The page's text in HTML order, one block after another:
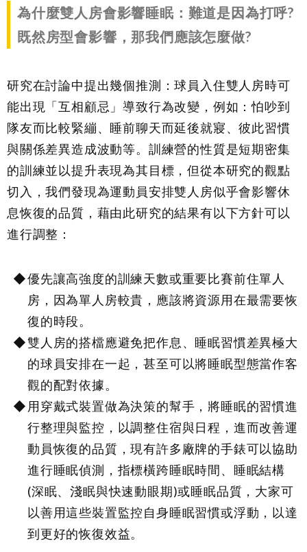
為什麼雙人房會影響睡眠：難道是因為打呼?
既然房型會影響，那我們應該怎麼做?
研究在討論中提出幾個推測：球員入住雙人房時可
能出現「互相顧忌」導致行為改變，例如：怕吵到
隊友而比較緊繃、睡前聊天而延後就寢、彼此習慣
與關係差異造成波動等。訓練營的性質是短期密集
的訓練並以提升表現為其目標，但從本研究的觀點
切入，我們發現為運動員安排雙人房似乎會影響休
息恢復的品質，藉由此研究的結果有以下方針可以
進行調整：
優先讓高強度的訓練天數或重要比賽前住單人
房，因為單人房較貴，應該將資源用在最需要恢
復的時段。
雙人房的搭檔應避免把作息、睡眠習慣差異極大
的球員安排在一起，甚至可以將睡眠型態當作客
觀的配對依據。
用穿戴式裝置做為決策的幫手，將睡眠的習慣進
行整理與監控，以調整住宿與日程，進而改善運
動員恢復的品質，現有許多廠牌的手錶可以協助
進行睡眠偵測，指標橫跨睡眠時間、睡眠結構
(深眠、淺眠與快速動眼期)或睡眠品質，大家可
以善用這些裝置監控自身睡眠習慣或浮動，以達
到更好的恢復效益。